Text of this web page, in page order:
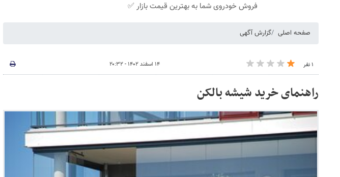
فروش خودروی شما به بهترین قیمت بازار ✅
صفحه اصلی گزارش آگهی
۱ نفر ۱۴ اسفند ۱۴۰۲ - ۲۰:۳۲
راهنمای خرید شیشه بالکن